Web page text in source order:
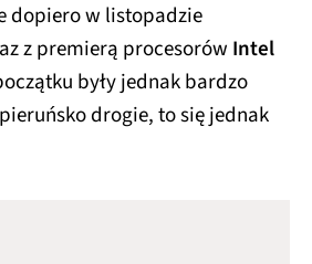
dopiero w listopadzie
z premierą procesorów Intel
były jednak bardzo
drogie, to się jednak